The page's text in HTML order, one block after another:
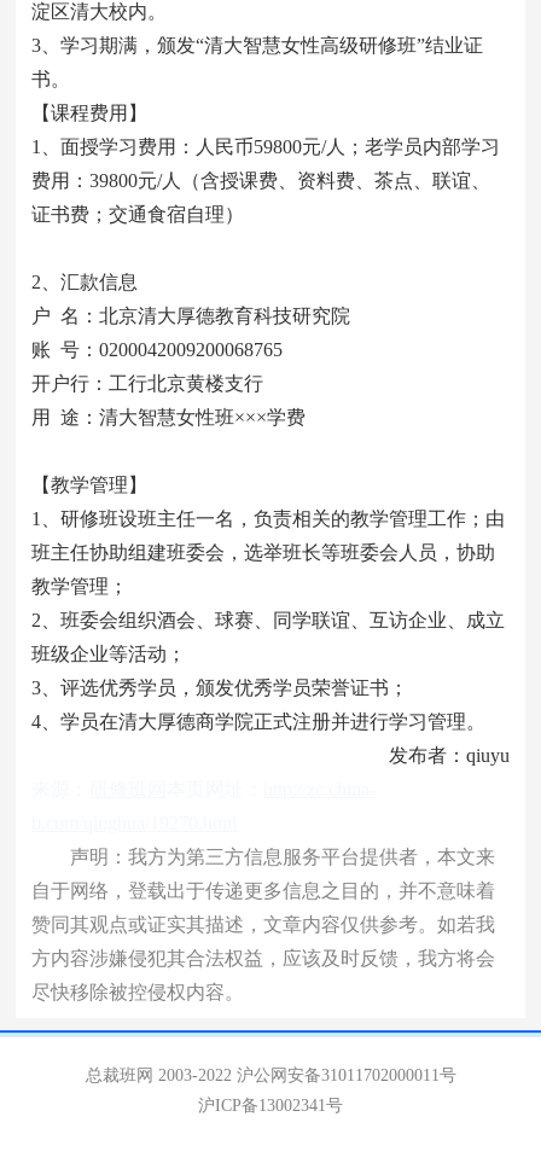
淀区清大校内。
3、学习期满，颁发“清大智慧女性高级研修班”结业证
书。
【课程费用】
1、面授学习费用：人民币59800元/人；老学员内部学习
费用：39800元/人（含授课费、资料费、茶点、联谊、
证书费；交通食宿自理）
2、汇款信息
户 名：北京清大厚德教育科技研究院
账 号：0200042009200068765
开户行：工行北京黄楼支行
用 途：清大智慧女性班×××学费
【教学管理】
1、研修班设班主任一名，负责相关的教学管理工作；由
班主任协助组建班委会，选举班长等班委会人员，协助
教学管理；
2、班委会组织酒会、球赛、同学联谊、互访企业、成立
班级企业等活动；
3、评选优秀学员，颁发优秀学员荣誉证书；
4、学员在清大厚德商学院正式注册并进行学习管理。
发布者：qiuyu
声明：我方为第三方信息服务平台提供者，本文来
自于网络，登载出于传递更多信息之目的，并不意味着
赞同其观点或证实其描述，文章内容仅供参考。如若我
方内容涉嫌侵犯其合法权益，应该及时反馈，我方将会
尽快移除被控侵权内容。
总裁班网 2003-2022 沪公网安备31011702000011号
沪ICP备13002341号